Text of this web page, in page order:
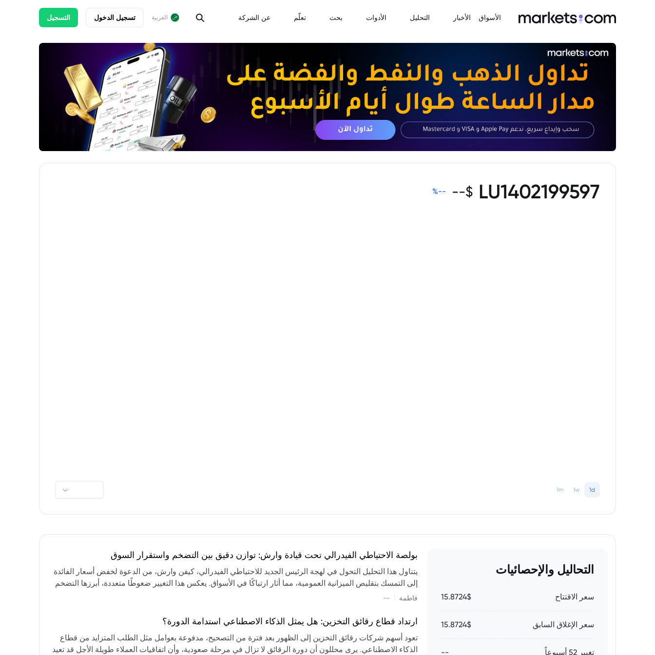
الأسواق الأخبار التحليل الأدوات بحث تعلّم عن الشركة العربية تسجيل الدخول التسجيل
LU1402199597
$
--
--
%
1d
1w
1m
التحاليل والإحصائيات
سعر الاقتتاح 15.8724$
سعر الإغلاق السابق 15.8724$
تغيير 52 أسبوعاً --
بولصة الاحتياطي الفيدرالي تحت قيادة وارش: توازن دقيق بين التضخم واستقرار السوق
يتناول هذا التحليل التحول في لهجة الرئيس الجديد للاحتياطي الفيدرالي، كيفن وارش، من الدعوة لخفض أسعار الفائدة
إلى التمسك بتقليص الميزانية العمومية، مما أثار ارتباكًا في الأسواق. يعكس هذا التغيير ضغوطًا متعددة، أبرزها التضخم
المستمر، والعجز المالي الكبير، والتوترات الجيوسياسية في الشرق الأوسط، التي تقيد خيارات خفض الفائدة أو خفض
وتجنب التدابير الاستفزازية التي قد تزعزع استقرار السوق.
فاطمة --
ارتداد قطاع رقائق التخزين: هل يمثل الذكاء الاصطناعي استدامة الدورة؟
تعود أسهم شركات رقائق التخزين إلى الظهور بعد فترة من التصحيح، مدفوعة بعوامل مثل الطلب المتزايد من قطاع
الذكاء الاصطناعي. يرى محللون أن دورة الرقائق لا تزال في مرحلة صعودية، وأن اتفاقيات العملاء طويلة الأجل قد تعيد